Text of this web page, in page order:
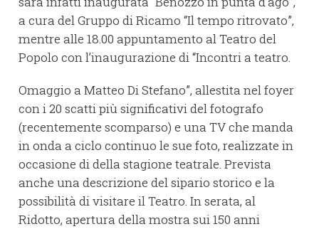
a cura del Gruppo di Ricamo “Il tempo ritrovato”,
mentre alle 18.00 appuntamento al Teatro del
Popolo con l’inaugurazione di “Incontri a teatro.
Omaggio a Matteo Di Stefano”, allestita nel foyer
con i 20 scatti più significativi del fotografo
(recentemente scomparso) e una TV che manda
in onda a ciclo continuo le sue foto, realizzate in
occasione di della stagione teatrale. Prevista
anche una descrizione del sipario storico e la
possibilità di visitare il Teatro. In serata, al
Ridotto, apertura della mostra sui 150 anni